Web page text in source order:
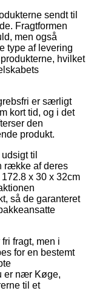
sendt til
Fragtformen
men også
type af levering
hvilket
er særligt
kort tid, og i det
den
produkt.
til
række af deres
x 30 x 32cm
så de garanteret
fragt, men i
for en bestemt
er nær Køge,
til et